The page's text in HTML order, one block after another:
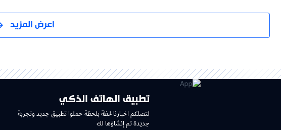
اعرض المزيد
تطبيق الهاتف الذكي
لتصلكم اخبارنا لحظة بلحظة حملوا تطبيق جديد وتجربة
جديدة تم إنشاؤها لك